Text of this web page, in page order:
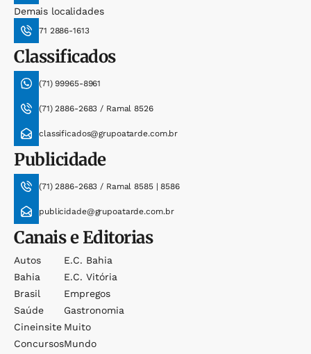
Demais localidades
71 2886-1613
Classificados
(71) 99965-8961
(71) 2886-2683 / Ramal 8526
classificados@grupoatarde.com.br
Publicidade
(71) 2886-2683 / Ramal 8585 | 8586
publicidade@grupoatarde.com.br
Canais e Editorias
Autos
Bahia
Brasil
Saúde
Cineinsite
Concursos
E.c. Bahia
E.c. Vitória
Empregos
Gastronomia
Muito
Mundo